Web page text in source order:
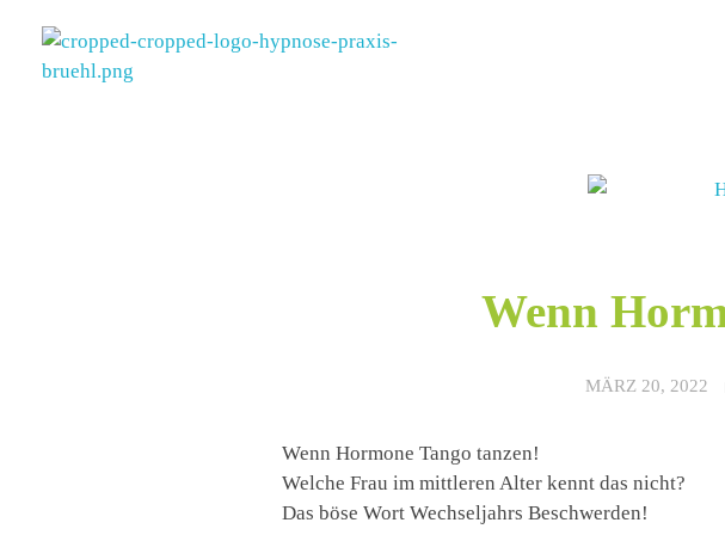
Wenn
MÄRZ 20, 2022
Wenn Hormone Tango tanzen!
Welche Frau im mittleren Alter kennt das nicht?
Das böse Wort Wechseljahrs Beschwerden!